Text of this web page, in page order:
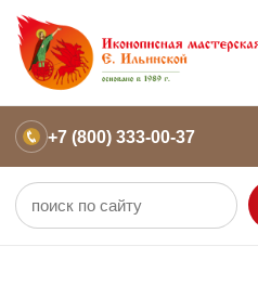
+7 (800) 333-00-37